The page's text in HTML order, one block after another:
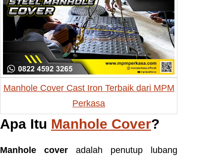
Manhole Cover Cast Iron Terbaik dari MPM
Perkasa
Apa Itu Manhole Cover?
Manhole cover adalah penutup lubang